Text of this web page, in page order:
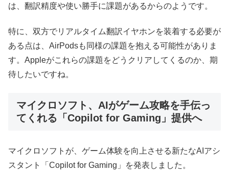
は、翻訳精度や使い勝手に課題があるからのようです。
特に、双方でリアルタイム翻訳イヤホンを装着する必要が
ある点は、AirPodsも同様の課題を抱える可能性がありま
す。Appleがこれらの課題をどうクリアしてくるのか、期
待したいですね。
マイクロソフト、AIがゲーム攻略を手伝っ
てくれる「Copilot for Gaming」提供へ
マイクロソフトが、ゲーム体験を向上させる新たなAIアシ
スタント「Copilot for Gaming」を発表しました。